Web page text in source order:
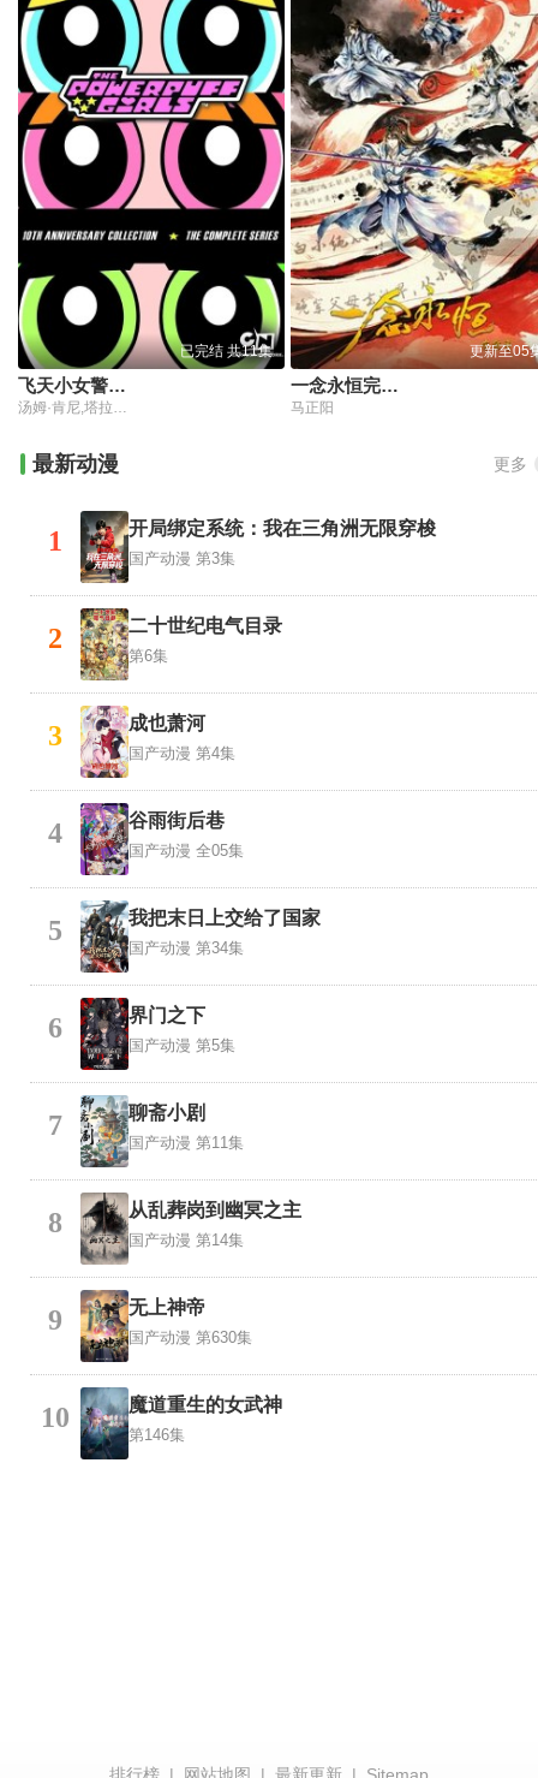
已完结 共11集
飞天小女警第六季2004
汤姆·肯尼,塔拉斯特朗,凯茜·卡瓦迪尼
更新至05
​一念永恒完结季​
马正阳
最新动漫 更多
1 开局绑定系统：我在三角洲无限穿梭
国产动漫 第3集
2 二十世纪电气目录
第6集
3 成也萧河
国产动漫 第4集
4 谷雨街后巷
国产动漫 全05集
5 我把末日上交给了国家
国产动漫 第34集
6 界门之下
国产动漫 第5集
7 聊斋小剧
国产动漫 第11集
8 从乱葬岗到幽冥之主
国产动漫 第14集
9 无上神帝
国产动漫 第630集
10 魔道重生的女武神
第146集